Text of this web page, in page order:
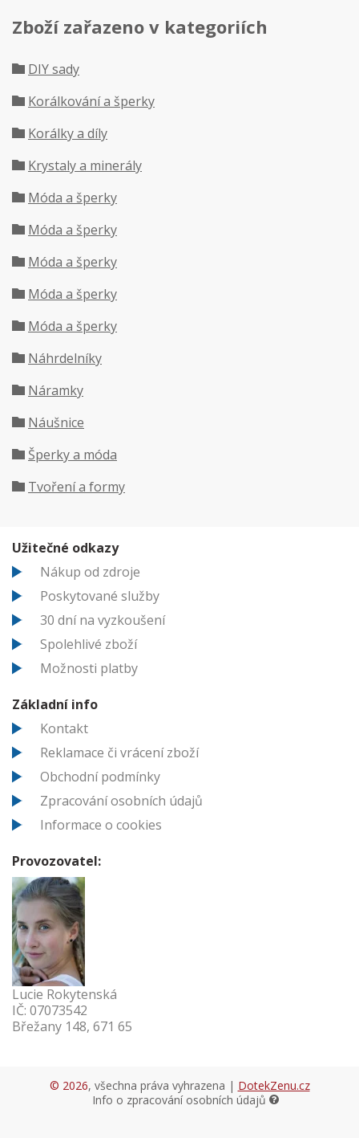
Zboží zařazeno v kategoriích
DIY sady
Korálkování a šperky
Korálky a díly
Krystaly a minerály
Móda a šperky
Móda a šperky
Móda a šperky
Móda a šperky
Móda a šperky
Náhrdelníky
Náramky
Náušnice
Šperky a móda
Tvoření a formy
Užitečné odkazy
Nákup od zdroje
Poskytované služby
30 dní na vyzkoušení
Spolehlivé zboží
Možnosti platby
Základní info
Kontakt
Reklamace či vrácení zboží
Obchodní podmínky
Zpracování osobních údajů
Informace o cookies
Provozovatel:
Lucie Rokytenská
IČ: 07073542
Břežany 148, 671 65
© 2026, všechna práva vyhrazena | DotekZenu.cz
Info o zpracování osobních údajů